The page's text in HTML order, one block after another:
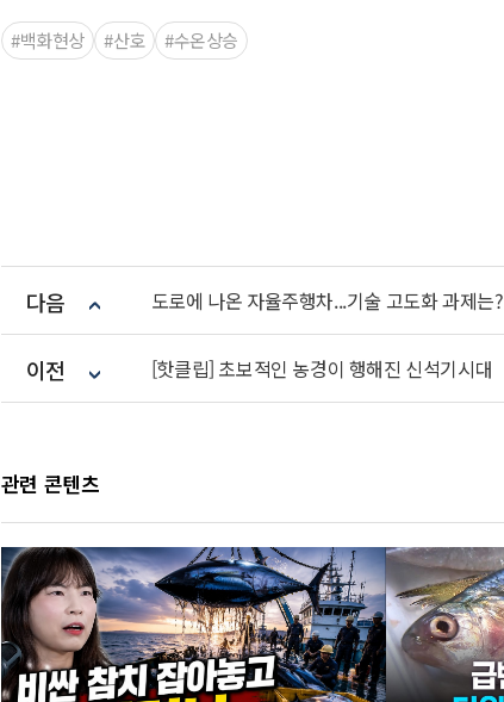
#백화현상 #산호 #수온상승
다음 도로에 나온 자율주행차...기술 고도화 과제는?
이전 [핫클립] 초보적인 농경이 행해진 신석기시대
관련 콘텐츠